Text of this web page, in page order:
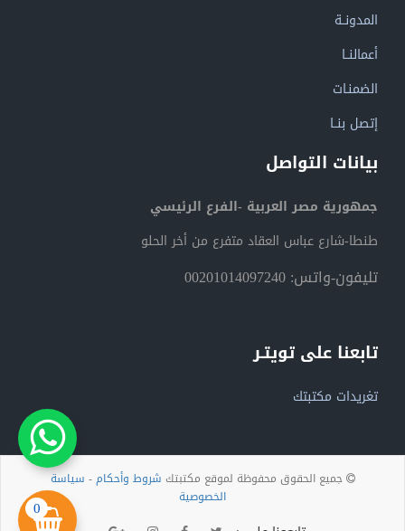
0
المدونــة
أعمالنــا
الضمنـات
إتصل بنــا
بيانات التواصل
جمهورية مصر العربية -الفرع الرئيسي
طنطا-شارع عباس العقاد متفرع من أخر الحلو
تليفون-واتس: 00201014097240
تابعنا على تويتـر
تغريدات مكتبتك
جميع الحقوق محفوظة لموقع مكتبتك شروط وأحكام- سياسة
الخصوصية